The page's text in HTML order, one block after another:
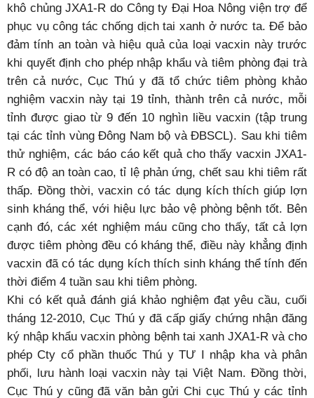
khô chủng JXA1-R do Công ty Đại Hoa Nông viện trợ để
phục vụ công tác chống dịch tai xanh ở nước ta. Để bảo
đảm tính an toàn và hiệu quả của loại vacxin này trước
khi quyết định cho phép nhập khẩu và tiêm phòng đại trà
trên cả nước, Cục Thú y đã tổ chức tiêm phòng khảo
nghiệm vacxin này tại 19 tỉnh, thành trên cả nước, mỗi
tỉnh được giao từ 9 đến 10 nghìn liều vacxin (tập trung
tại các tỉnh vùng Đông Nam bộ và ĐBSCL). Sau khi tiêm
thử nghiệm, các báo cáo kết quả cho thấy vacxin JXA1-
R có độ an toàn cao, tỉ lệ phản ứng, chết sau khi tiêm rất
thấp. Đồng thời, vacxin có tác dụng kích thích giúp lợn
sinh kháng thể, với hiệu lực bảo vệ phòng bệnh tốt. Bên
cạnh đó, các xét nghiệm máu cũng cho thấy, tất cả lợn
được tiêm phòng đều có kháng thể, điều này khẳng định
vacxin đã có tác dụng kích thích sinh kháng thể tính đến
thời điểm 4 tuần sau khi tiêm phòng.
Khi có kết quả đánh giá khảo nghiệm đạt yêu cầu, cuối
tháng 12-2010, Cục Thú y đã cấp giấy chứng nhận đăng
ký nhập khẩu vacxin phòng bệnh tai xanh JXA1-R và cho
phép Cty cổ phần thuốc Thú y TƯ I nhập kha và phân
phối, lưu hành loại vacxin này tại Việt Nam. Đồng thời,
Cục Thú y cũng đã văn bản gửi Chi cục Thú y các tỉnh